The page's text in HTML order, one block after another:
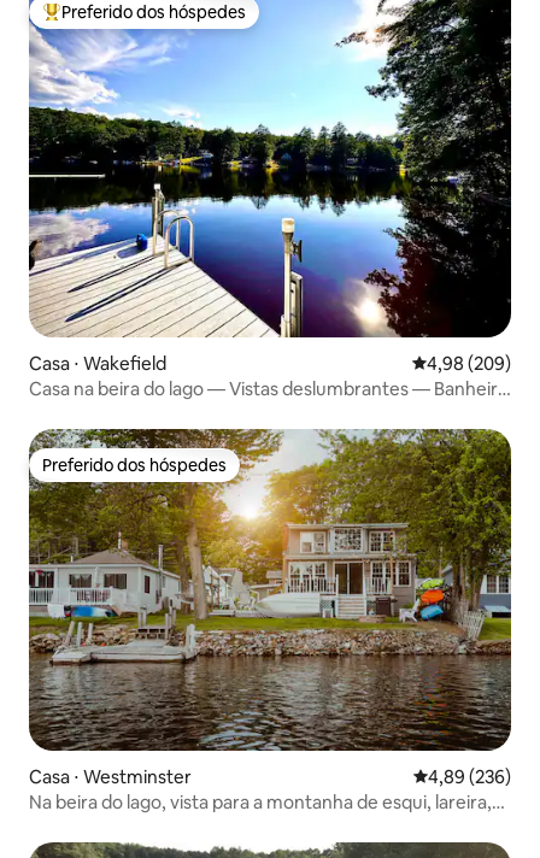
Entre os melhores preferidos dos hóspedes
Preferido dos hóspedes
Casa ⋅ Wakefield 4,98 de uma
4,98 (209)
Casa na beira do lago — Vistas deslumbrantes — Banheira
Preferido dos hóspedes
Preferido dos hóspedes
Casa ⋅ Westminster 4,89 de uma
4,89 (236)
Na beira do lago, vista para a montanha de esqui, lareira,